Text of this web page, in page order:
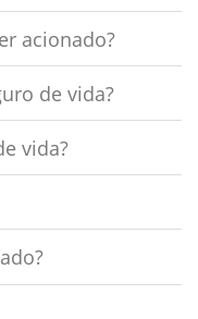
acionado?
de vida?
vida?